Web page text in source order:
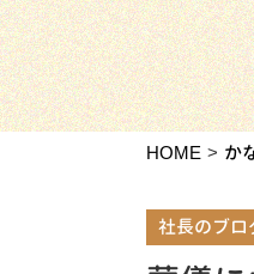
HOME か
社長のブロ